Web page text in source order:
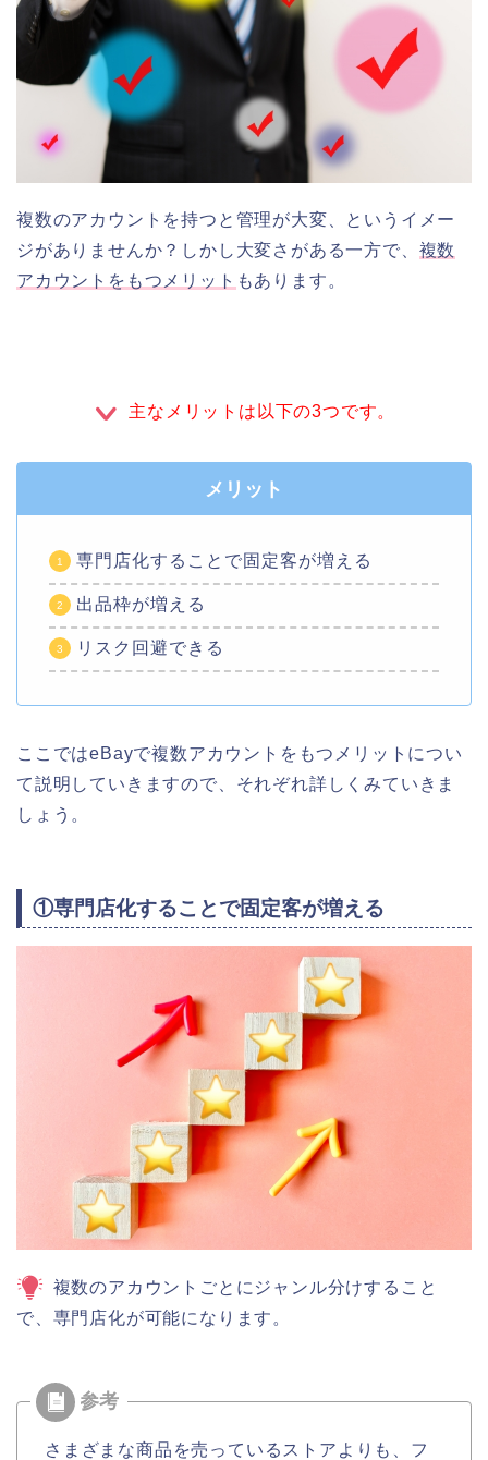
複数のアカウントを持つと管理が大変、というイメー
ジがありませんか？しかし大変さがある一方で、 複数
アカウントをもつメリット もあります。
主なメリットは以下の3つです。
メリット
専門店化することで固定客が増える
出品枠が増える
リスク回避できる
ここではeBayで複数アカウントをもつメリットについ
て説明していきますので、それぞれ詳しくみていきま
しょう。
①専門店化することで固定客が増える
複数のアカウントごとにジャンル分けすること
で、専門店化が可能になります。
さまざまな商品を売っているストアよりも、フ